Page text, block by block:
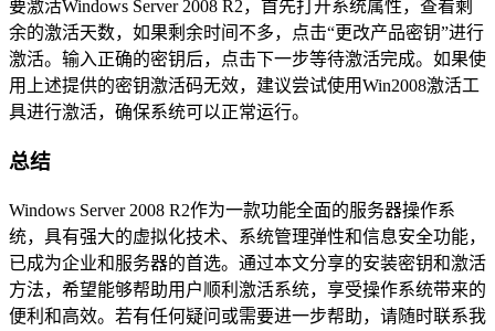
要激活Windows Server 2008 R2，首先打开系统属性，查看剩
余的激活天数，如果剩余时间不多，点击“更改产品密钥”进行
激活。输入正确的密钥后，点击下一步等待激活完成。如果使
用上述提供的密钥激活码无效，建议尝试使用Win2008激活工
具进行激活，确保系统可以正常运行。
总结
Windows Server 2008 R2作为一款功能全面的服务器操作系
统，具有强大的虚拟化技术、系统管理弹性和信息安全功能，
已成为企业和服务器的首选。通过本文分享的安装密钥和激活
方法，希望能够帮助用户顺利激活系统，享受操作系统带来的
便利和高效。若有任何疑问或需要进一步帮助，请随时联系我